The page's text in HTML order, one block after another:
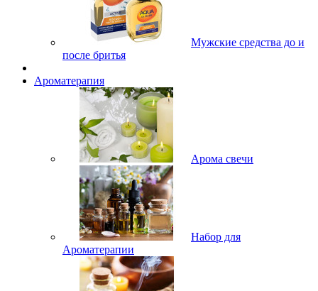
Мужские средства до и
после бритья
Ароматерапия
Арома свечи
Набор для
Ароматерапии